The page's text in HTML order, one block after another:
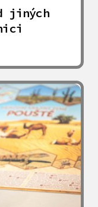
jiných